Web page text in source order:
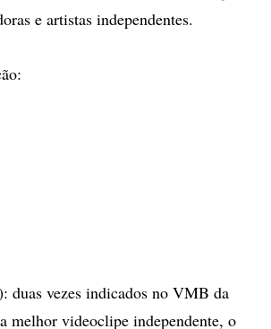
e artistas independentes.
duas vezes indicados no VMB da
melhor videoclipe independente, o